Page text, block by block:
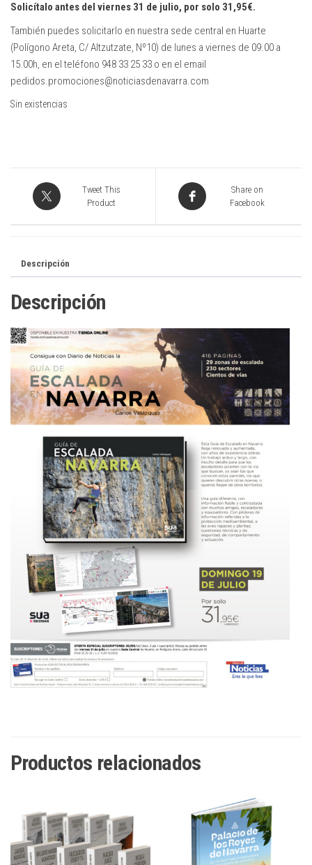
Solicítalo antes del viernes 31 de julio, por solo 31,95€.
También puedes solicitarlo en nuestra sede central en Huarte
(Polígono Areta, C/ Altzutzate, Nº10) de lunes a viernes de 09.00 a
15.00h, en el teléfono 948 33 25 33 o en el email
pedidos.promociones@noticiasdenavarra.com
Sin existencias
Tweet This
Product
Share on
Facebook
Descripción
Descripción
Productos relacionados